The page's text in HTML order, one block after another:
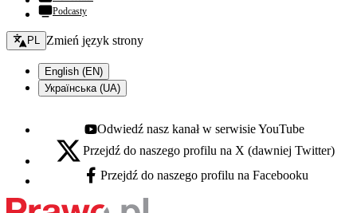
Podcasty
Zmień język - bieżący:
PL Zmień język strony
English (EN)
Українська (UA)
Youtube - otwiera się w nowej karcie
Odwiedź nasz kanał w serwisie YouTube
X - otwiera się w nowej karcie
Przejdź do naszego profilu na X (dawniej Twitter)
Facebook - otwiera się w nowej karcie
Przejdź do naszego profilu na Facebooku